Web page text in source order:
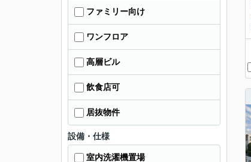
ファミリー向け
ワンフロア
高層ビル
飲食店可
居抜物件
設備・仕様
室内洗濯機置場